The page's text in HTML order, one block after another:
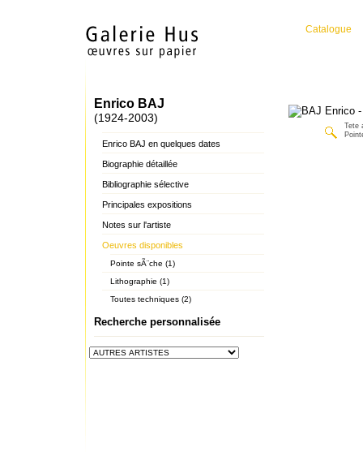
Catalogue
Enrico BAJ
(1924-2003)
Enrico BAJ en quelques dates
Biographie détaillée
Bibliographie sélective
Principales expositions
Notes sur l'artiste
Oeuvres disponibles
Pointe sÃ¨che (1)
Lithographie (1)
Toutes techniques (2)
Recherche personnalisée
Tete